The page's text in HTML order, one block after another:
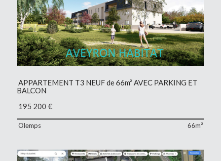
APPARTEMENT T3 NEUF de 66m² AVEC PARKING ET
BALCON
195 200 €
Olemps 66m²